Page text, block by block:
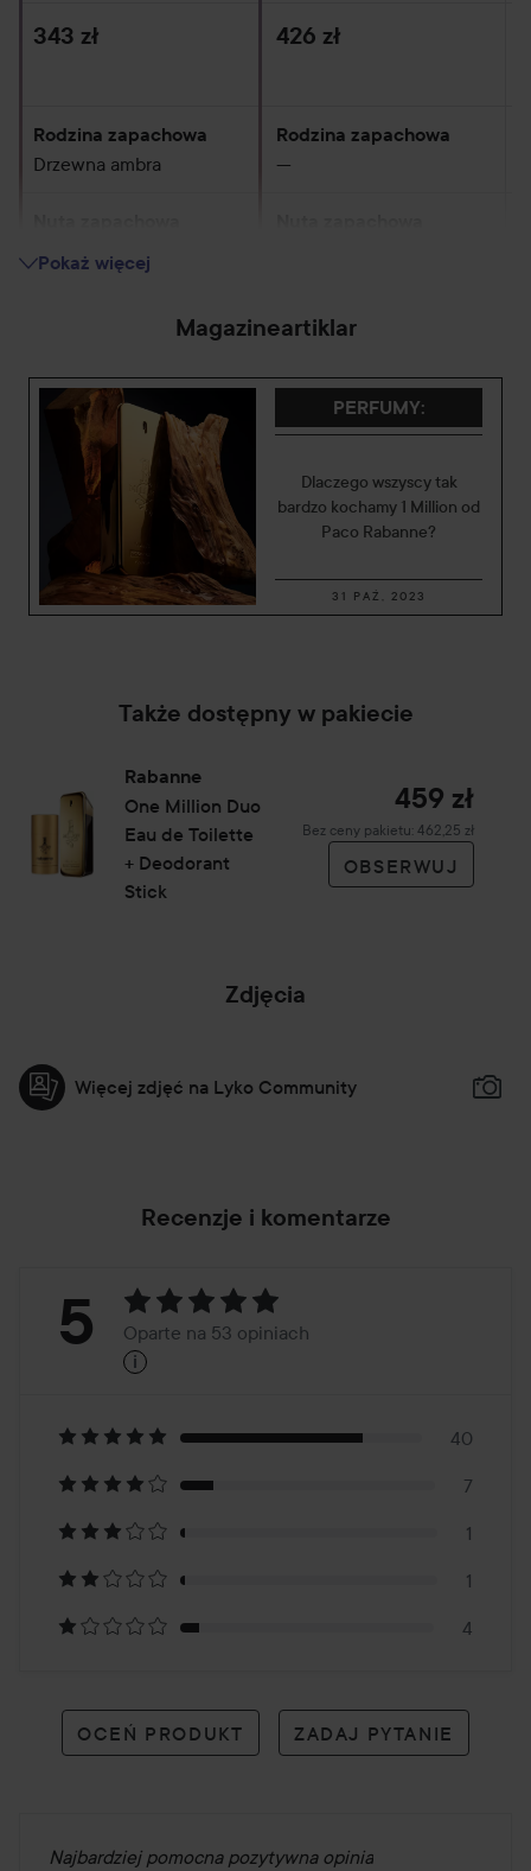
343 zł 426 zł
Rodzina zapachowa
Drzewna ambra
Rodzina zapachowa
—
Wyraziste
—
Sprzedaż
Orzeźwiający
Zmysłowy
Sprzedaż
Dominujące nuty
Mandarynka, Cynamon,
Pokaż więcej
Magazineartiklar
PERFUMY:
Dlaczego wszyscy tak
bardzo kochamy 1 Million od
Paco Rabanne?
31 PAŹ, 2023
Także dostępny w pakiecie
Rabanne
One Million Duo
Eau de Toilette
+ Deodorant
Stick
459 zł
Bez ceny pakietu: 462,25 zł
OBSERWUJ
Zdjęcia
Więcej zdjęć na Lyko Community
Recenzje i komentarze
Ocena:
Oparte
na
53
opiniach
5 Oparte na 53 opiniach
i
40
7
1
1
4
OCEŃ PRODUKT ZADAJ PYTANIE
Najbardziej pomocna pozytywna opinia